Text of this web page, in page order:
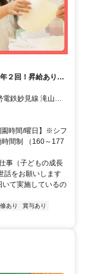
２回！昇給あり◎
鉄妙見線 滝山徒
16分
園時間/曜日】※シフ
間制 （160～177
事（子どもの成長
話をお願いします
いて実施しているの
あり
賞与あり